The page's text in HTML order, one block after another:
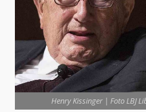
Henry Kissinger | Foto LBJ